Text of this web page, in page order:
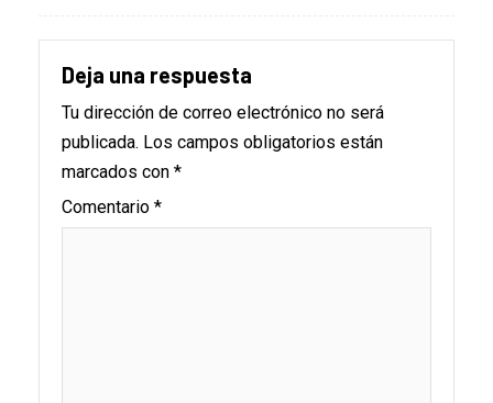
Deja una respuesta
Tu dirección de correo electrónico no será
publicada. Los campos obligatorios están
marcados con *
Comentario *